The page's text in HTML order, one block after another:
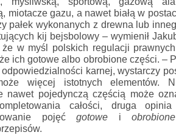
miotacze gazu, a nawet białą w
pałek wykonanych z drewna lub
kij bejsbolowy – wymienił
w myśl polskich regulacji
ich gotowe albo obrobione części. –
karnej, wystarczy
więcej istotnych elementów.
nawet pojedynczą częścią może
całości, druga
pojęć gotowe i obrobione